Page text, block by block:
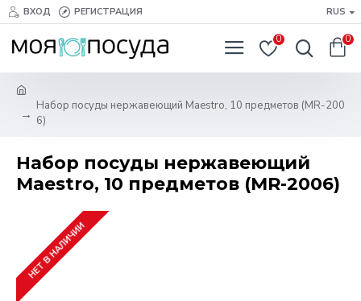
ВХОД РЕГИСТРАЦИЯ RUS
0 0
Набор посуды нержавеющий Maestro, 10 предметов (MR-200
6)
Набор посуды нержавеющий
Maestro, 10 предметов (MR-2006)
НЕТ В НАЛИЧИИ